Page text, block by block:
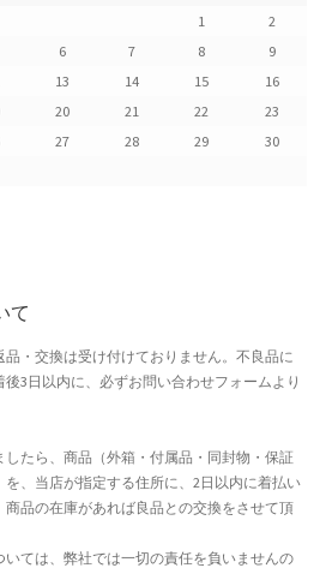
1
2
6 7 8
9
13 14 15
16
20 21 22
23
27 28 29
30
て
・交換は受け付けておりません。不良品に
3日以内に、必ずお問い合わせフォームより
たら、商品（外箱・付属品・同封物・保証
、当店が指定する住所に、2日以内に着払い
品の在庫があれば良品との交換をさせて頂
いては、弊社では一切の責任を負いませんの